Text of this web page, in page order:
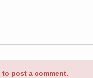
to post a comment.